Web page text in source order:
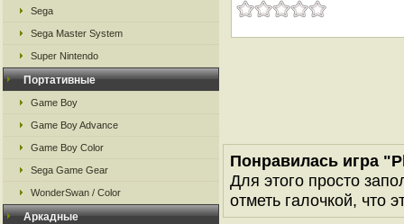
Sega
Sega Master System
Super Nintendo
Портативные
Game Boy
Game Boy Advance
Game Boy Color
Sega Game Gear
WonderSwan / Color
Аркадные
Понравилась игра
Для этого просто
отметь галочкой, что